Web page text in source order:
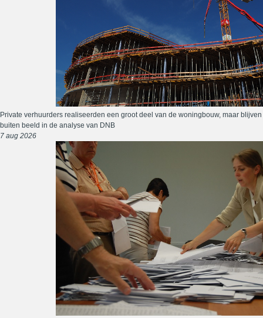
Private verhuurders realiseerden een groot deel van de woningbouw, maar blijven
buiten beeld in de analyse van DNB
7 aug 2026